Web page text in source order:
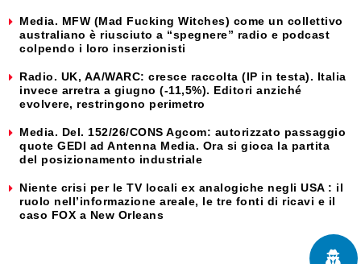
Media. MFW (Mad Fucking Witches) come un collettivo
australiano è riusciuto a “spegnere” radio e podcast
colpendo i loro inserzionisti
Radio. UK, AA/WARC: cresce raccolta (IP in testa). Italia
invece arretra a giugno (-11,5%). Editori anziché
evolvere, restringono perimetro
Media. Del. 152/26/CONS Agcom: autorizzato passaggio
quote GEDI ad Antenna Media. Ora si gioca la partita
del posizionamento industriale
Niente crisi per le TV locali ex analogiche negli USA : il
ruolo nell’informazione areale, le tre fonti di ricavi e il
caso FOX a New Orleans